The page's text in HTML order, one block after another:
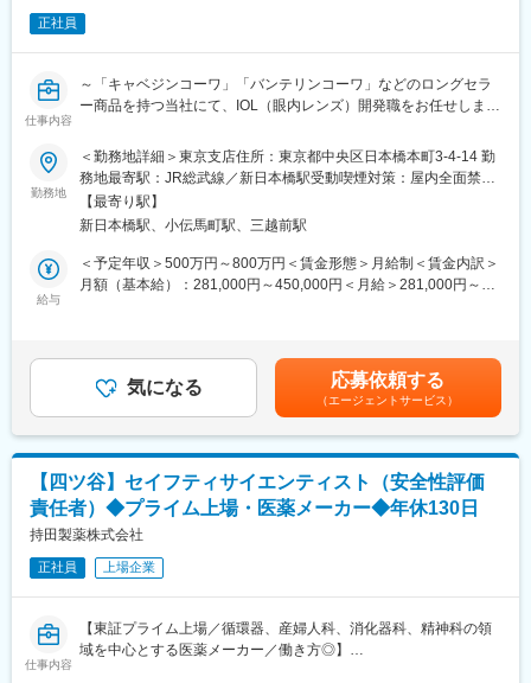
・製品承継時における承継元との個別症例の取り扱いに関する交
渉
・海外提携会社によるAudit対応(症例評価関連)
＜集積評価関連業務＞
・自社製品について、定期的な安全性シグナル検出、未知非重篤
・集積情報に起因する措置立案。
・自社製品(海外提携品)について、PSUR等の集積評価資料のレビ
ュー。
・海外提携会社によるAudit対応(集積評価)
＜その他＞
・再審査に関する資料作成、適合性調査対応、当局照会事項対応
安全性情報部長1名(60代)、3名正社員(60代2名、50代1名)、2名
業務委託(60代・70代)です。
少数精鋭な組織ですので、風通しが非常によいです。上下関係も
フラットで、社長への提案も活発に行われており、裁量のある環
境で就業が出来ます。
■働き方
在宅勤務・リモートワーク相談可
入社後に上長と確認の上、週5勤務の方は2日まで在宅勤務での就
情勢を見極めた上で変更される可能性有）
正社員
仕事内容
～「キャベジンコーワ」「バンテリンコーワ」などのロングセラ
ー商品を持つ当社にて、IOL（眼内レンズ）開発職をお任せします
■仕事内容：
◇各国で流通している眼内レンズ製品の市販後情報を収集し、製
品開発部門の立場から原因調査や情報整理、必要に応じて関係部
署と協力しながら、各国の規制に従った活動を行う。またグロー
バルに展開していくために製品ラベリングの開発や関係部署と協
力体制を構築する。
■具体的には：
主に国内で承認、欧州で認証されている医療機器製品（眼内レン
集、情報整理、当局への報告補佐、情報の維持管理、薬事申請
（許認可取得）、製品ラベリング等の包装表示開発、資料作成、
及びその他研究開発業務。
■やりがい／魅力：
◇市販後監視及びラベリング開発の職務を通じて、各国の規制を
理解し、グローバルな要求に応えていくことができます。
◇眼内レンズは高齢になるとほとんどの人が患う白内障の治療で
使用される医療機器であり、世界中の患者の視機能改善に貢献す
ることができます。
勤務地
＜勤務地詳細＞東京支店住所：東京都中央区日本橋本町3-4-14 勤
務地最寄駅：JR総武線／新日本橋駅受動喫煙対策：屋内全面禁煙
変更の範囲：会社の定める事業所
【最寄り駅】
新日本橋駅、小伝馬町駅、三越前駅
給与
＜予定年収＞500万円～800万円＜賃金形態＞月給制＜賃金内訳＞
月額（基本給）：281,000円～450,000円＜月給＞281,000円～
下する可能性があります。月給(月額)は固定手当を含めた表記で
す。
気になる 応募依頼する
（エージェントサービス）
【四ツ谷】セイフティサイエンティスト（安全性評価
責任者）◆プライム上場・医薬メーカー◆年休130日
持田製薬株式会社
正社員 上場企業
仕事内容
【東証プライム上場／循環器、産婦人科、消化器科、精神科の領
域を中心とする医薬メーカー／働き方◎】